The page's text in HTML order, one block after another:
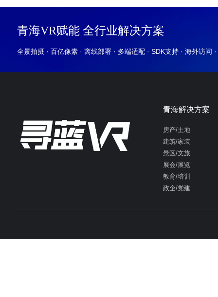
青海VR赋能 全行业解决方案
全景拍摄 · 百亿像素 · 离线部署 · 多端适配 · SDK支持 · 海外访问
青海解决方案
房产/土地
建筑/家装
景区/文旅
展会/展览
教育/培训
政企/党建